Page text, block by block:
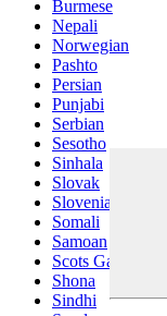
Burmese
Nepali
Norwegian
Pashto
Persian
Punjabi
Serbian
Sesotho
Sinhala
Slovak
Slovenian
Somali
Samoan
Scots Gaelic
Shona
Sindhi